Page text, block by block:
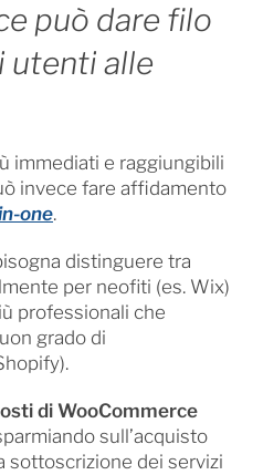
può dare filo
utenti alle
immediati e raggiungibili
invece fare affidamento
one.
distinguere tra
per neofiti (es. Wix)
professionali che
grado di
di WooCommerce
sull’acquisto
sottoscrizione dei servizi